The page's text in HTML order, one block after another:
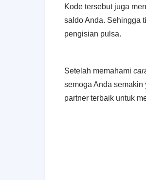
Kode tersebut juga
saldo Anda. Sehingga
pengisian pulsa.
Setelah memahami
semoga Anda
partner terbaik untuk